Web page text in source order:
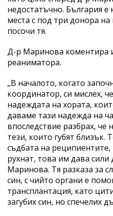
недостатъчно. България е
места с под три донора
посочи тя.
Д-р Маринова коментира
реаниматора.
„В началото, когато
координатор, си мислех,
надеждата на хората,
даваме тази надежда на
впоследствие разбрах,
тези, които губят близък.
съдбата на
рухнат, това им дава
Маринова. Тя разказа за
син, с чийто органи е
трансплантация, като
загубих син, но спечелих